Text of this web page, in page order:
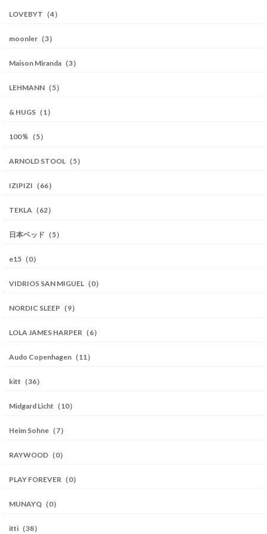
LOVEBYT（4）
moonler（3）
Maison Miranda（3）
LEHMANN（5）
& HUGS（1）
100％（5）
ARNOLD STOOL（5）
IZIPIZI（66）
TEKLA（62）
日本ベッド（5）
e15（0）
VIDRIOS SAN MIGUEL（0）
NORDIC SLEEP（9）
LOLA JAMES HARPER（6）
Audo Copenhagen（11）
kitt（36）
Midgard Licht（10）
Heim Sohne（7）
RAYWOOD（0）
PLAY FOREVER（0）
MUNAYQ（0）
itti（38）